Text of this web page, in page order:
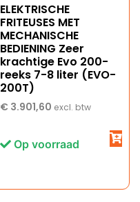
ELEKTRISCHE
FRITEUSES MET
MECHANISCHE
BEDIENING Zeer
krachtige Evo 200-
reeks 7-8 liter (EVO-
200T)
€ 3.901,60 excl. btw
Op voorraad